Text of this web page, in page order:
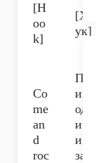
[H
oo
k]
[Х
ук]
Co
me
an
d
roc
Пр
их
од
и
и
за